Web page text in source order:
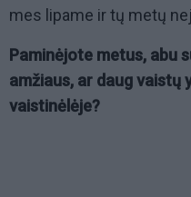
mes lipame ir tų metų
Paminėjote metus, abu
amžiaus, ar daug vaistų
vaistinėlėje?